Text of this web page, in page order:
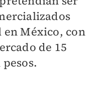
en México, con
de 15